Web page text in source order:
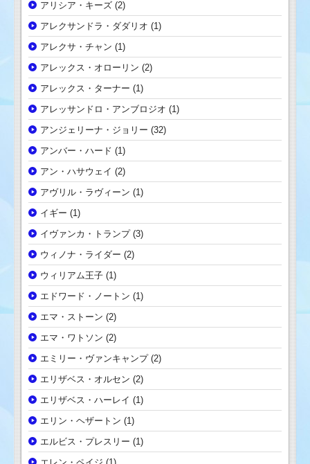
アリシア・キーズ (2)
アレクサンドラ・ダダリオ (1)
アレクサ・チャン (1)
アレックス・オローリン (2)
アレックス・ターナー (1)
アレッサンドロ・アンブロジオ (1)
アンジェリーナ・ジョリー (32)
アンバー・ハード (1)
アン・ハサウェイ (2)
アヴリル・ラヴィーン (1)
イギー (1)
イヴァンカ・トランプ(3)
ウィノナ・ライダー (2)
ウィリアム王子 (1)
エドワード・ノートン (1)
エマ・ストーン (2)
エマ・ワトソン (2)
エミリー・ヴァンキャンプ(2)
エリザベス・オルセン (2)
エリザベス・ハーレイ (1)
エリン・ヘザートン (1)
エルビス・プレスリー (1)